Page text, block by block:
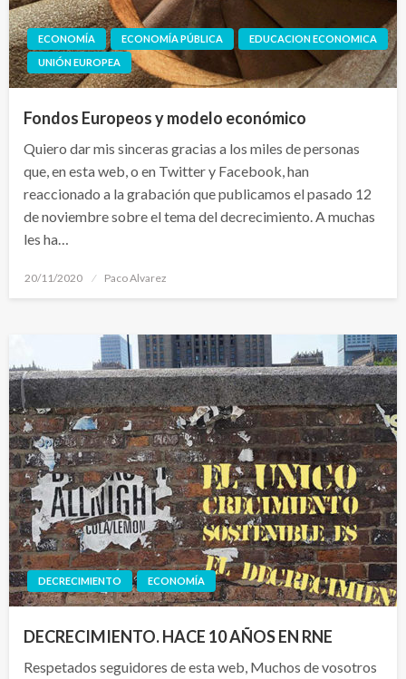
ECONOMÍA ECONOMÍA PÚBLICA
EDUCACION ECONOMICA
UNIÓN EUROPEA
Fondos Europeos y modelo económico
Quiero dar mis sinceras gracias a los miles de personas
que, en esta web, o en Twitter y Facebook, han
reaccionado a la grabación que publicamos el pasado 12
de noviembre sobre el tema del decrecimiento. A muchas
les ha…
Publicado
20/11/2020 Paco Alvarez
DECRECIMIENTO ECONOMÍA
DECRECIMIENTO. HACE 10 AÑOS EN RNE
Respetados seguidores de esta web, Muchos de vosotros